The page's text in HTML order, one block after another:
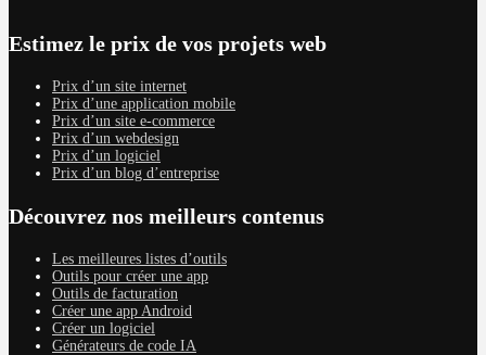
Estimez le prix de vos projets web
Prix d’un site internet
Prix d’une application mobile
Prix d’un site e-commerce
Prix d’un webdesign
Prix d’un logiciel
Prix d’un blog d’entreprise
Découvrez nos meilleurs contenus
Les meilleures listes d’outils
Outils pour créer une app
Outils de facturation
Créer une app Android
Créer un logiciel
Générateurs de code IA